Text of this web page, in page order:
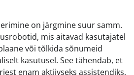
on järgmine suur samm.
mis aitavad kasutajatel
või tõlkida sõnumeid
kasutusel. See tähendab, et
enam aktiivseks assistendiks,